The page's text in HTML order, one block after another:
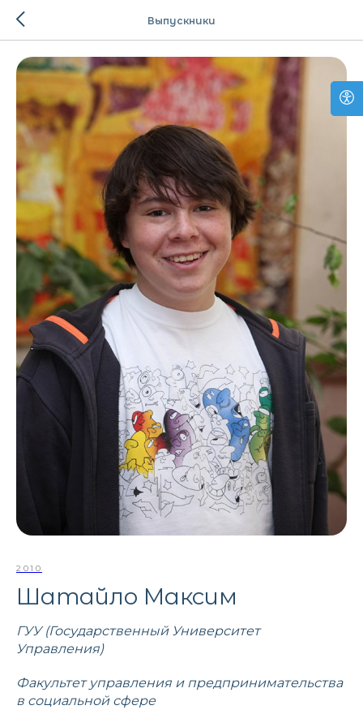
Выпускники
2010
Шатайло Максим
ГУУ (Государственный Университет
Управления)
Факультет управления и предпринимательства
в социальной сфере